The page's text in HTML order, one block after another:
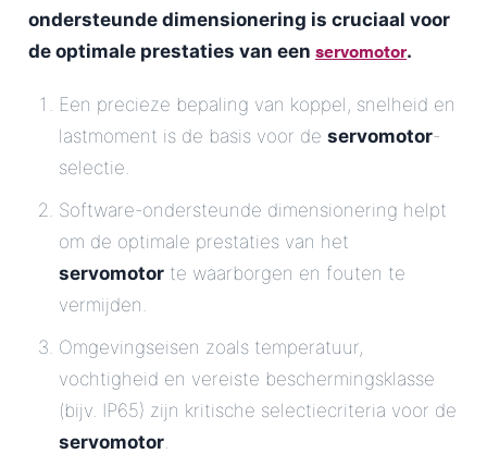
ondersteunde dimensionering is cruciaal voor
de optimale prestaties van een servomotor.
Een precieze bepaling van koppel, snelheid en
lastmoment is de basis voor de servomotor-
selectie.
Software-ondersteunde dimensionering helpt
om de optimale prestaties van het
servomotor te waarborgen en fouten te
vermijden.
Omgevingseisen zoals temperatuur,
vochtigheid en vereiste beschermingsklasse
(bijv. IP65) zijn kritische selectiecriteria voor de
servomotor.